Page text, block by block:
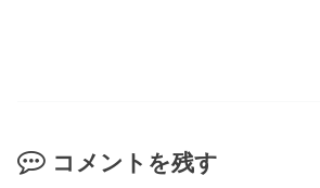
コメントを残す